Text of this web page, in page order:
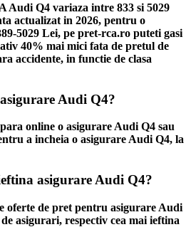
Audi Q4 variaza intre 833 si 5029
actualizat in 2026, pentru o
5029 Lei, pe pret-rca.ro puteti gasi
40% mai mici fata de pretul de
accidente, in functie de clasa
Audi Q4?
online o asigurare Audi Q4 sau
a incheia o asigurare Audi Q4, la
asigurare Audi Q4?
oferte de pret pentru asigurare Audi
asigurari, respectiv cea mai ieftina